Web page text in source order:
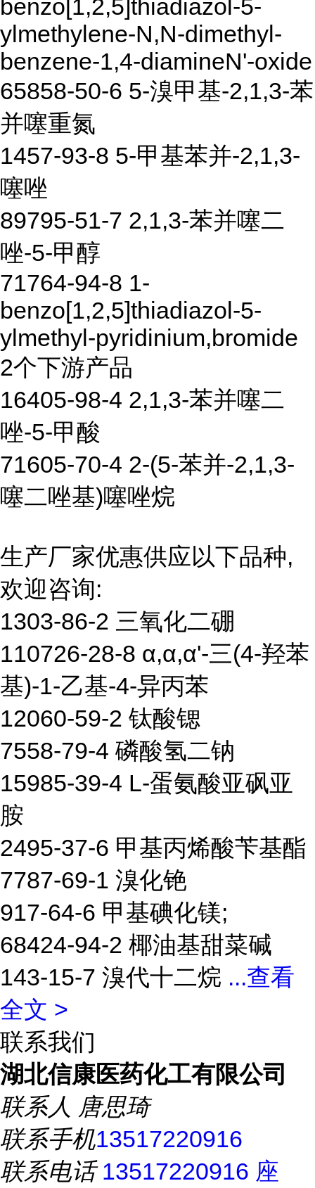
benzo[1,2,5]thiadiazol-5-
ylmethylene-N,N-dimethyl-
benzene-1,4-diamineN'-oxide
65858-50-6 5-溴甲基-2,1,3-苯
并噻重氮
1457-93-8 5-甲基苯并-2,1,3-
噻唑
89795-51-7 2,1,3-苯并噻二
唑-5-甲醇
71764-94-8 1-
benzo[1,2,5]thiadiazol-5-
ylmethyl-pyridinium,bromide
2个下游产品
16405-98-4 2,1,3-苯并噻二
唑-5-甲酸
71605-70-4 2-(5-苯并-2,1,3-
噻二唑基)噻唑烷
生产厂家优惠供应以下品种,
欢迎咨询:
1303-86-2 三氧化二硼
110726-28-8 α,α,α'-三(4-羟苯
基)-1-乙基-4-异丙苯
12060-59-2 钛酸锶
7558-79-4 磷酸氢二钠
15985-39-4 L-蛋氨酸亚砜亚
胺
2495-37-6 甲基丙烯酸苄基酯
7787-69-1 溴化铯
917-64-6 甲基碘化镁;
68424-94-2 椰油基甜菜碱
143-15-7 溴代十二烷 ...查看
全文 >
联系我们
湖北信康医药化工有限公司
联系人 唐思琦
联系手机13517220916
联系电话13517220916 座